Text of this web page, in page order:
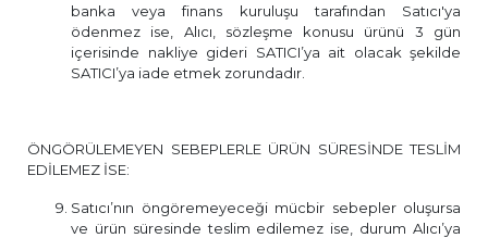
banka veya finans kuruluşu tarafından Satıcı'ya
ödenmez ise, Alıcı, sözleşme konusu ürünü 3 gün
içerisinde nakliye gideri SATICI’ya ait olacak şekilde
SATICI’ya iade etmek zorundadır.
ÖNGÖRÜLEMEYEN SEBEPLERLE ÜRÜN SÜRESİNDE TESLİM
EDİLEMEZ İSE:
Satıcı’nın öngöremeyeceği mücbir sebepler oluşursa
ve ürün süresinde teslim edilemez ise, durum Alıcı’ya